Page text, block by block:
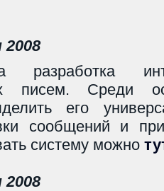
2008
разработка
писем. Среди
его
сообщений и
систему можно
2008